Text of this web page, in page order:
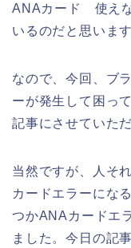
ANAカード 使え
いるのだと思います
なので、今回、ブ
ーが発生して困っ
記事にさせていた
当然ですが、人そ
カードエラーにな
つかANAカードエ
ました。今日の記